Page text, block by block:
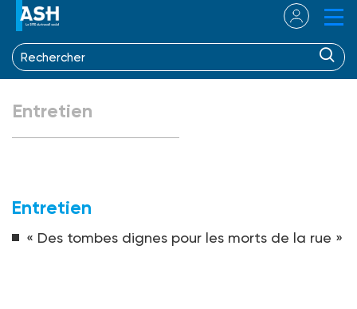
Entretien
Entretien
« Des tombes dignes pour les morts de la rue »